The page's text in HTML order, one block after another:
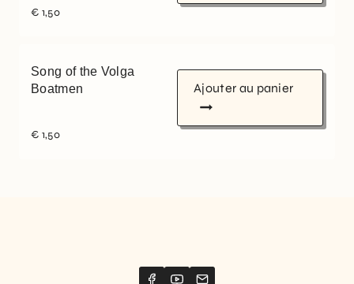
€ 1,50
Song of the Volga
Boatmen
€ 1,50
Ajouter au panier